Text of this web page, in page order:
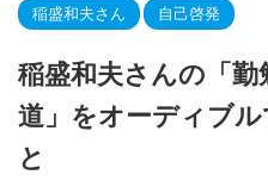
稲盛和夫さん 自己啓発
稲盛和夫さんの「
道」をオーディブ
と